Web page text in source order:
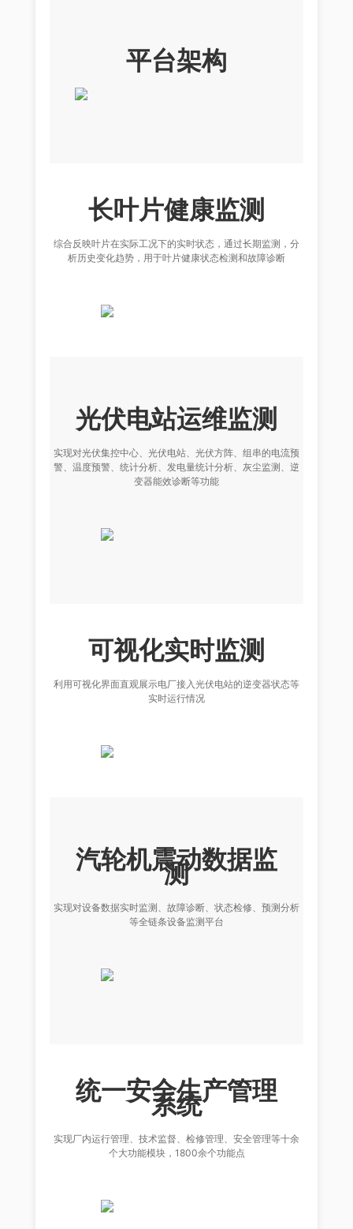
平台架构
长叶片健康监测
综合反映叶片在实际工况下的实时状态，通过长期监测，分
析历史变化趋势，用于叶片健康状态检测和故障诊断
光伏电站运维监测
实现对光伏集控中心、光伏电站、光伏方阵、组串的电流预
警、温度预警、统计分析、发电量统计分析、灰尘监测、逆
变器能效诊断等功能
可视化实时监测
利用可视化界面直观展示电厂接入光伏电站的逆变器状态等
实时运行情况
汽轮机震动数据监
测
实现对设备数据实时监测、故障诊断、状态检修、预测分析
等全链条设备监测平台
统一安全生产管理
系统
实现厂内运行管理、技术监督、检修管理、安全管理等十余
个大功能模块，1800余个功能点